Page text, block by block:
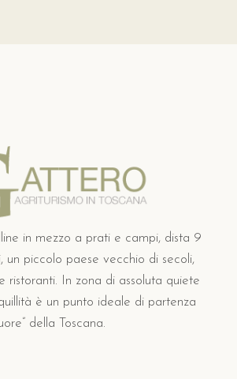
in mezzo a prati e campi, dista 9
un piccolo paese vecchio di secoli,
ristoranti. In zona di assoluta quiete
è un punto ideale di partenza
della Toscana.